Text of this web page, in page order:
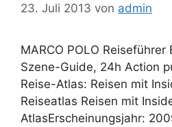
23. Juli 2013 von admin
MARCO POLO
Szene-Guide, 24h Action
Reise-Atlas: Reisen mit
Reiseatlas Reisen mit
AtlasErscheinungsjahr: